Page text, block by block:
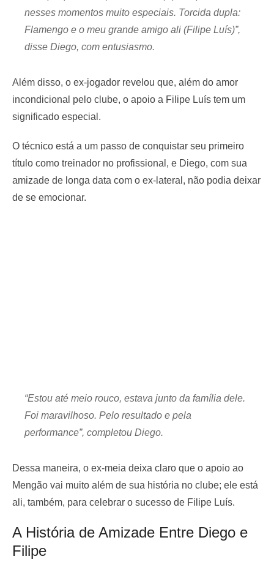
nesses momentos muito especiais. Torcida dupla:
Flamengo e o meu grande amigo ali (Filipe Luís)”,
disse Diego, com entusiasmo.
Além disso, o ex-jogador revelou que, além do amor
incondicional pelo clube, o apoio a Filipe Luís tem um
significado especial.
O técnico está a um passo de conquistar seu primeiro
título como treinador no profissional, e Diego, com sua
amizade de longa data com o ex-lateral, não podia deixar
de se emocionar.
“Estou até meio rouco, estava junto da família dele.
Foi maravilhoso. Pelo resultado e pela
performance”, completou Diego.
Dessa maneira, o ex-meia deixa claro que o apoio ao
Mengão vai muito além de sua história no clube; ele está
ali, também, para celebrar o sucesso de Filipe Luís.
A História de Amizade Entre Diego e
Filipe